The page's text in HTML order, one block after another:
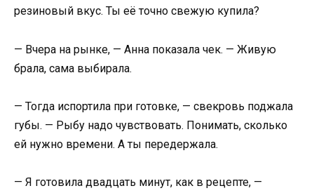
резиновый вкус. Ты её точно свежую купила?
— Вчера на рынке, — Анна показала чек. — Живую
брала, сама выбирала.
— Тогда испортила при готовке, — свекровь поджала
губы. — Рыбу надо чувствовать. Понимать, сколько
ей нужно времени. А ты передержала.
— Я готовила двадцать минут, как в рецепте, —